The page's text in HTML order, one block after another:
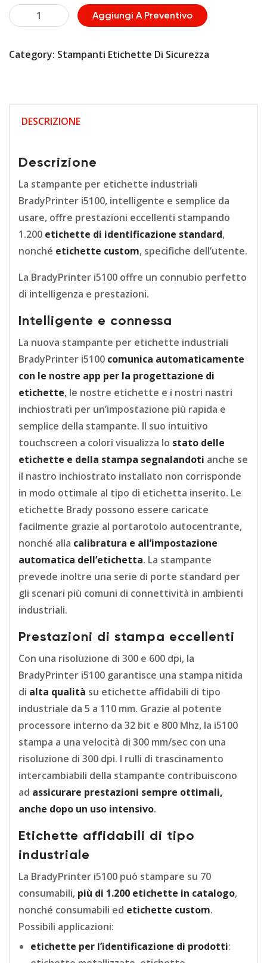
Stampante
etichette
personalizzate
Aggiungi A Preventivo
Category: Stampanti Etichette Di Sicurezza
DESCRIZIONE
Descrizione
La stampante per etichette industriali
BradyPrinter i5100, intelligente e semplice da
usare, offre prestazioni eccellenti stampando
1.200 etichette di identificazione standard,
nonché etichette custom, specifiche dell’utente.
La BradyPrinter i5100 offre un connubio perfetto
di intelligenza e prestazioni.
Intelligente e connessa
La nuova stampante per etichette industriali
BradyPrinter i5100 comunica automaticamente
con le nostre app per la progettazione di
etichette, le nostre etichette e i nostri nastri
inchiostrati per un’impostazione più rapida e
semplice della stampante. Il suo intuitivo
touchscreen a colori visualizza lo stato delle
etichette e della stampa segnalandoti anche se
il nastro inchiostrato installato non corrisponde
in modo ottimale al tipo di etichetta inserito. Le
etichette Brady possono essere caricate
facilmente grazie al portarotolo autocentrante,
nonché alla calibratura e all’impostazione
automatica dell’etichetta. La stampante
prevede inoltre una serie di porte standard per
gli scenari più comuni di connettività in ambienti
industriali.
Prestazioni di stampa eccellenti
Con una risoluzione di 300 e 600 dpi, la
BradyPrinter i5100 garantisce una stampa nitida
di alta qualità su etichette affidabili di tipo
industriale da 5 a 110 mm. Grazie al potente
processore interno da 32 bit e 800 Mhz, la i5100
stampa a una velocità di 300 mm/sec con una
risoluzione di 300 dpi. I rulli di trascinamento
intercambiabili della stampante contribuiscono
ad assicurare prestazioni sempre ottimali,
anche dopo un uso intensivo.
Etichette affidabili di tipo
industriale
La BradyPrinter i5100 può stampare su 70
consumabili, più di 1.200 etichette in catalogo,
nonché consumabili ed etichette custom.
Possibili applicazioni:
etichette per l’identificazione di prodotti: